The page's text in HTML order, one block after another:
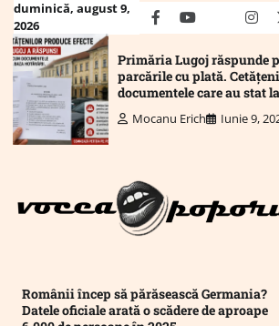
Skip
content
duminică, august 9,
2026
facebookyoutubeMail
Primăria Lugoj răspunde
parcările cu plată.
documentele care au stat
Mocanu Erich Iunie 9,
Românii încep să părăsească Germania?
Datele oficiale arată o scădere de aproape